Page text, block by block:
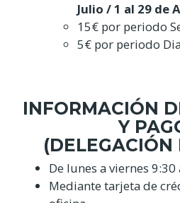
Julio / 1 al 29 de
15€ por periodo
5€ por periodo
INFORMACIÓN
Y
(DELEGACIÓN
De lunes a viernes 9:30
Mediante tarjeta de